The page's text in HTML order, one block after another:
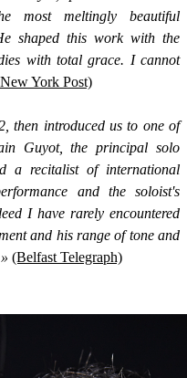
most meltingly beautiful
shaped this work with the
with total grace. I cannot
York Post)
then introduced us to one of
Guyot, the principal solo
a recitalist of international
and the soloist's
I have rarely encountered
and his range of tone and
(Belfast Telegraph)